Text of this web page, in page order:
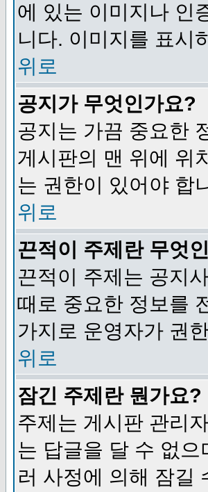
에 있는 이미지나 인
니다. 이미지를 표시
위로
공지가 무엇인가요?
공지는 가끔 중요한
게시판의 맨 위에 위
는 권한이 있어야 합
위로
끈적이 주제란 무엇
끈적이 주제는 공지
때로 중요한 정보를
가지로 운영자가 권
위로
잠긴 주제란 뭔가요?
주제는 게시판 관리
는 답글을 달 수 없
러 사정에 의해 잠길